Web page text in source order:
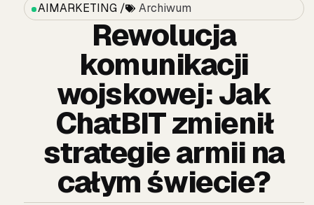
AIMARKETING / Archiwum
Rewolucja
komunikacji
wojskowej: Jak
ChatBIT zmienił
strategie armii na
całym świecie?